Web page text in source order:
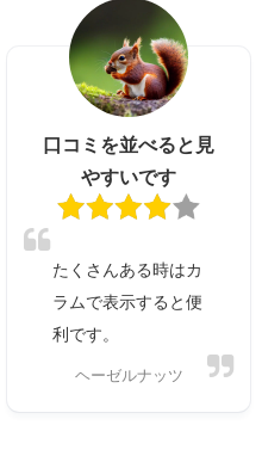
口コミを並べると見
やすいです
たくさんある時はカ
ラムで表示すると便
利です。
ヘーゼルナッツ